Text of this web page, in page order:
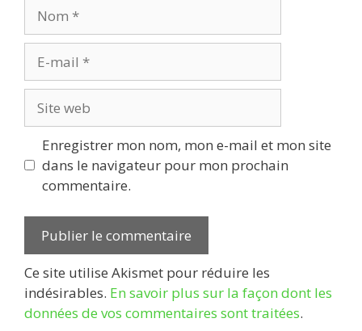
mail
web
Enregistrer mon nom, mon e-mail et mon site
dans le navigateur pour mon prochain
commentaire.
Ce site utilise Akismet pour réduire les
indésirables. En savoir plus sur la façon dont les
données de vos commentaires sont traitées.